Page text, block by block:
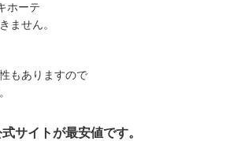
ホーテ
ません。
もありますので
サイトが最安値です。